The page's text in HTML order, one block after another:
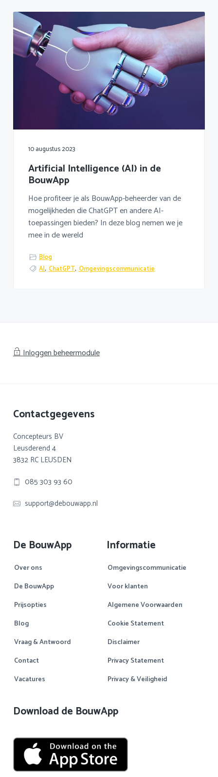
10 augustus 2023
Artificial Intelligence (AI) in de
BouwApp
Hoe profiteer je als BouwApp-beheerder van de
mogelijkheden die ChatGPT en andere AI-
toepassingen bieden? In deze blog nemen we je
mee in de wereld
Blog
AI, ChatGPT, Omgevingscommunicatie
Inloggen beheermodule
Footer
Contactgegevens
Concepteurs BV
Leusderend 4
3832 RC LEUSDEN
085 303 93 60
support@debouwapp.nl
De BouwApp
Over ons
De BouwApp
Prijsopties
Blog
Vraag & Antwoord
Contact
Vacatures
Informatie
Omgevingscommunicatie
Voor klanten
Algemene Voorwaarden
Cookie Statement
Disclaimer
Privacy Statement
Privacy & Veiligheid
Download de BouwApp